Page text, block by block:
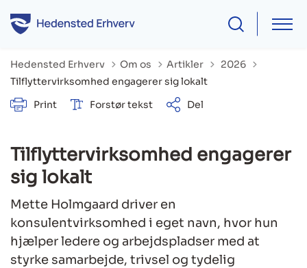
Hedensted Erhverv Om os Artikler Tilbage til
2026
Tilflyttervirksomhed engagerer sig lokalt
Print
Forstør tekst Del
Tilflyttervirksomhed engagerer
sig lokalt
Mette Holmgaard driver en
konsulentvirksomhed i eget navn, hvor hun
hjælper ledere og arbejdspladser med at
styrke samarbejde, trivsel og tydelig